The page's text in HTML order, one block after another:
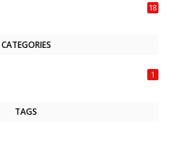
18
CATEGORIES
1
TAGS